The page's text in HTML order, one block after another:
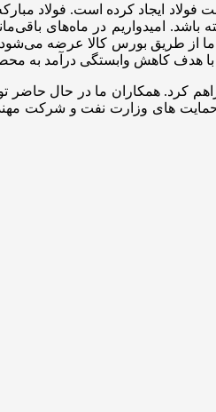
ایجاد کرده است. فولاد
باشد. امیدواریم در
در حال حاضر بیش از ۸۰ درصد محصولات ما
هدف کاهش وابستگی درآمد به
و حمایت های وزارت نفت و شرکت